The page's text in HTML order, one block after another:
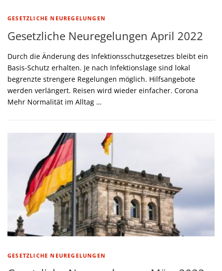
GESETZLICHE NEUREGELUNGEN
Gesetzliche Neuregelungen April 2022
Durch die Änderung des Infektionsschutzgesetzes bleibt ein
Basis-Schutz erhalten. Je nach Infektionslage sind lokal
begrenzte strengere Regelungen möglich. Hilfsangebote
werden verlängert. Reisen wird wieder einfacher. Corona
Mehr Normalität im Alltag …
GESETZLICHE NEUREGELUNGEN